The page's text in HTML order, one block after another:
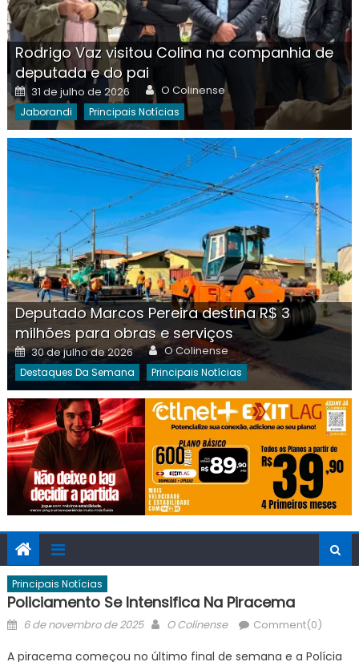
Rodrigo Vaz visitou Colina na companhia de
deputada e do pai
Posted
on
31 de julho de 2026 Author
O Colinense
Jaborandi Principais Notícias
Deputado Marcos Pereira destina R$ 3
milhões para obras e serviços
Posted
on
30 de julho de 2026 Author
O Colinense
Destaques Da Semana Principais Notícias
Principais Notícias
Policiamento Se Intensifica Na Piracema
Posted
6 de novembro de 2025 Author
O Colinense Comment(0)
A piracema começou no último final de semana e a Polícia